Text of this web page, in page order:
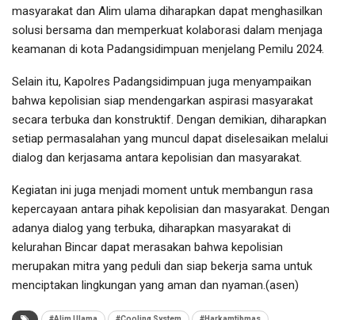
masyarakat dan Alim ulama diharapkan dapat menghasilkan
solusi bersama dan memperkuat kolaborasi dalam menjaga
keamanan di kota Padangsidimpuan menjelang Pemilu 2024.
Selain itu, Kapolres Padangsidimpuan juga menyampaikan
bahwa kepolisian siap mendengarkan aspirasi masyarakat
secara terbuka dan konstruktif. Dengan demikian, diharapkan
setiap permasalahan yang muncul dapat diselesaikan melalui
dialog dan kerjasama antara kepolisian dan masyarakat.
Kegiatan ini juga menjadi moment untuk membangun rasa
kepercayaan antara pihak kepolisian dan masyarakat. Dengan
adanya dialog yang terbuka, diharapkan masyarakat di
kelurahan Bincar dapat merasakan bahwa kepolisian
merupakan mitra yang peduli dan siap bekerja sama untuk
menciptakan lingkungan yang aman dan nyaman.(asen)